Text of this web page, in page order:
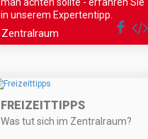
in unserem Expertentipp.
Zentralraum
FREIZEITTIPPS
Was tut sich im Zentralraum?